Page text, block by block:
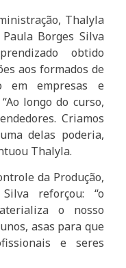
Thalyla
Borges Silva
obtido
aos formados de
em empresas e
longo do curso,
Criamos
delas poderia,
Thalyla.
da Produção,
reforçou: “o
o nosso
asas para que
e seres